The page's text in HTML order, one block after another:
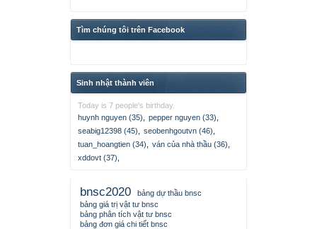
Tìm chúng tôi trên Facebook
Sinh nhật thành viên
Today is 7 people's birthday.
huynh nguyen (35)
pepper nguyen (33)
seabig12398 (45)
seobenhgoutvn (46)
tuan_hoangtien (34)
ván của nhà thầu (36)
xddovt (37)
bnsc2020
bảng dự thầu bnsc
bảng giá trị vật tư bnsc
bảng phân tích vật tư bnsc
bảng đơn giá chi tiết bnsc